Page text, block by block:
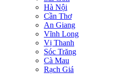
Hà Nội
Cần Thơ
An Giang
Vĩnh Long
Vị Thanh
Sóc Trăng
Cà Mau
Rạch Giá